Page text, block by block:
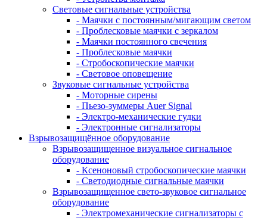
Световые сигнальные устройства
- Маячки с постоянным/мигающим светом
- Проблесковые маячки с зеркалом
- Маячки постоянного свечения
- Проблесковые маячки
- Стробоскопические маячки
- Световое оповещение
Звуковые сигнальные устройства
- Моторные сирены
- Пьезо-зуммеры Auer Signal
- Электро-механические гудки
- Электронные сигнализаторы
Взрывозащищённое оборудование
Взрывозащищенное визуальное сигнальное
оборудование
- Ксеноновый стробоскопические маячки
- Светодиодные сигнальные маячки
Взрывозащищенное свето-звуковое сигнальное
оборудование
- Электромеханические сигнализаторы с